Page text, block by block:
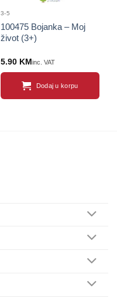
3-5
100475 Bojanka – Moj
život (3+)
5.90 KM inc. VAT
Dodaj u korpu